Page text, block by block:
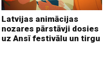
Latvijas animācijas
nozares pārstāvji dosies
uz Ansī festivālu un tirgu